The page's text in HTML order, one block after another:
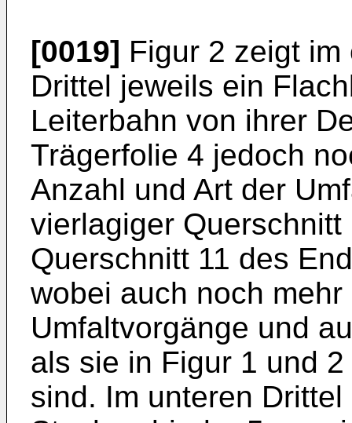
[0019] Figur 2 zeigt
Drittel jeweils ein
Leiterbahn von ihrer
Trägerfolie 4 jedoch
Anzahl und Art der
vierlagiger
Querschnitt 11 des
wobei auch noch
Umfaltvorgänge und
als sie in Figur 1 und
sind. Im unteren